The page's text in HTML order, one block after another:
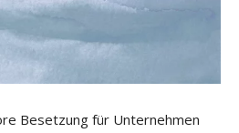
Besetzung für Unternehmen